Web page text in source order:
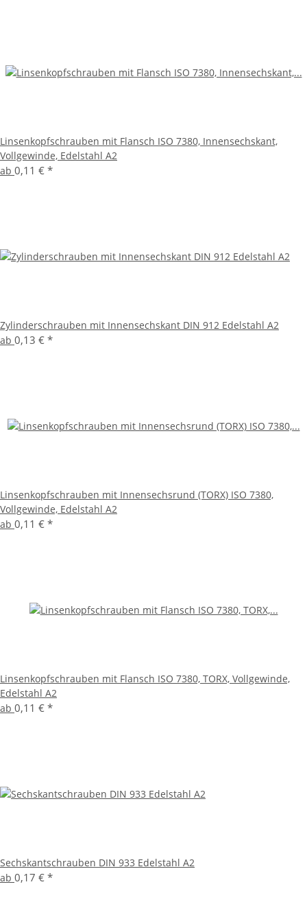
Linsenkopfschrauben mit Flansch ISO 7380, Innensechskant,
Vollgewinde, Edelstahl A2
ab 0,11 € *
Zylinderschrauben mit Innensechskant DIN 912 Edelstahl A2
ab 0,13 € *
Linsenkopfschrauben mit Innensechsrund (TORX) ISO 7380,
Vollgewinde, Edelstahl A2
ab 0,11 € *
Linsenkopfschrauben mit Flansch ISO 7380, TORX, Vollgewinde,
Edelstahl A2
ab 0,11 € *
Sechskantschrauben DIN 933 Edelstahl A2
ab 0,17 € *